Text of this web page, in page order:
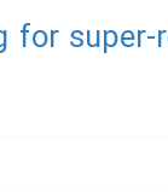
for